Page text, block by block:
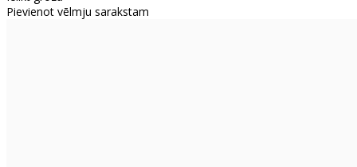
Pievienot vēlmju sarakstam